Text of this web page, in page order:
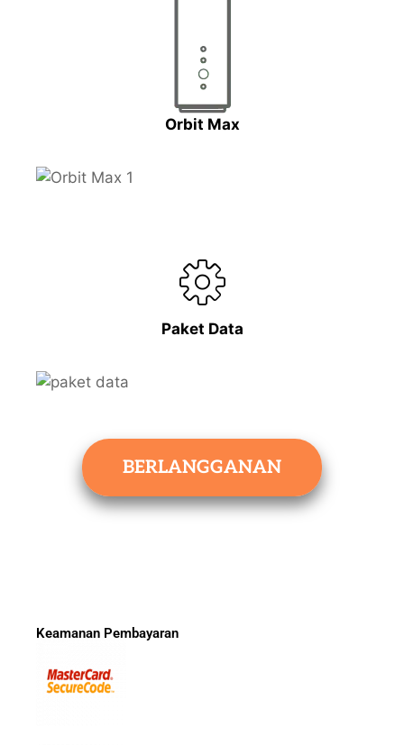
Orbit Max
Paket Data
BERLANGGANAN
Keamanan Pembayaran